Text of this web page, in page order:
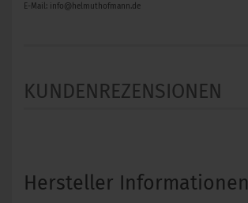
E-Mail: info@helmuthofmann.de
KUNDENREZENSIONEN
Hersteller Informationen